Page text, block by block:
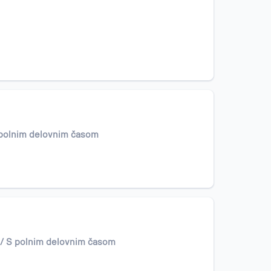
delovnim časom
S polnim delovnim časom